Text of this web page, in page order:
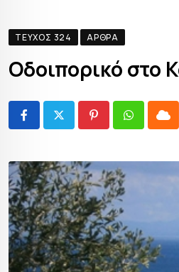
ΤΕΎΧΟΣ 324 ΆΡΘΡΑ
Οδοιπορικό στο